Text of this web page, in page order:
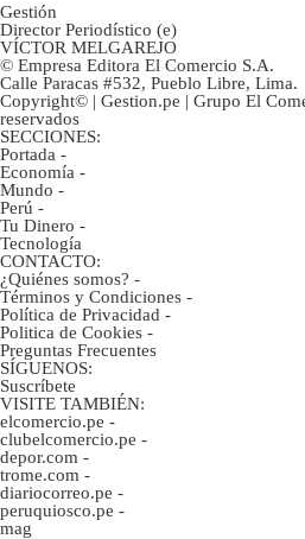
Gestión
Director Periodístico (e)
VÍCTOR MELGAREJO
© Empresa Editora El Comercio S.A.
Calle Paracas #532, Pueblo Libre, Lima.
Copyright© | Gestion.pe | Grupo El
reservados
SECCIONES:
Portada -
Economía -
Mundo -
Perú -
Tu Dinero -
Tecnología
CONTACTO:
¿Quiénes somos? -
Términos y Condiciones -
Política de Privacidad -
Politica de Cookies -
Preguntas Frecuentes
SÍGUENOS:
Suscríbete
VISITE TAMBIÉN:
elcomercio.pe -
clubelcomercio.pe -
depor.com -
trome.com -
diariocorreo.pe -
peruquiosco.pe -
mag